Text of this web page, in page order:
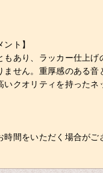
ント】
もあり、ラッカー仕上
ません。重厚感のある
いクオリティを持った
時間をいただく場合がご